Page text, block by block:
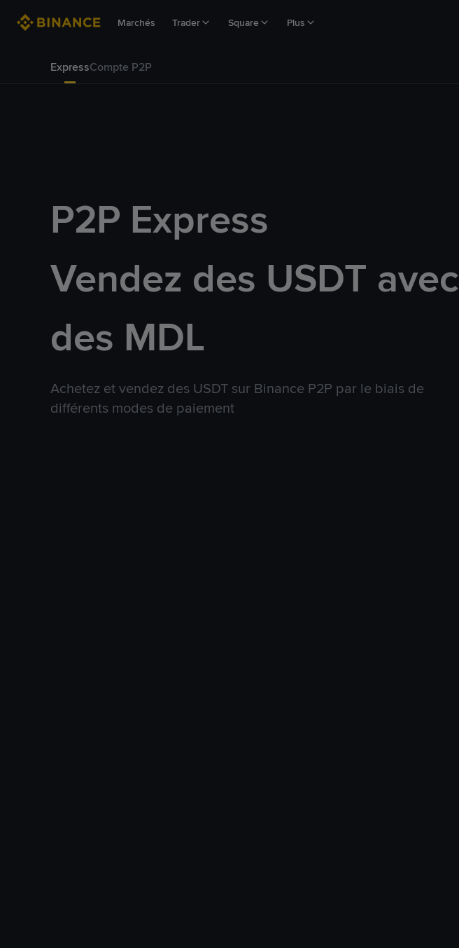
Marchés Trader Square Plus
ExpressCompte P2P
P2P Express
Vendez des USDT avec
des MDL
Achetez et vendez des USDT sur Binance P2P par le biais de
différents modes de paiement